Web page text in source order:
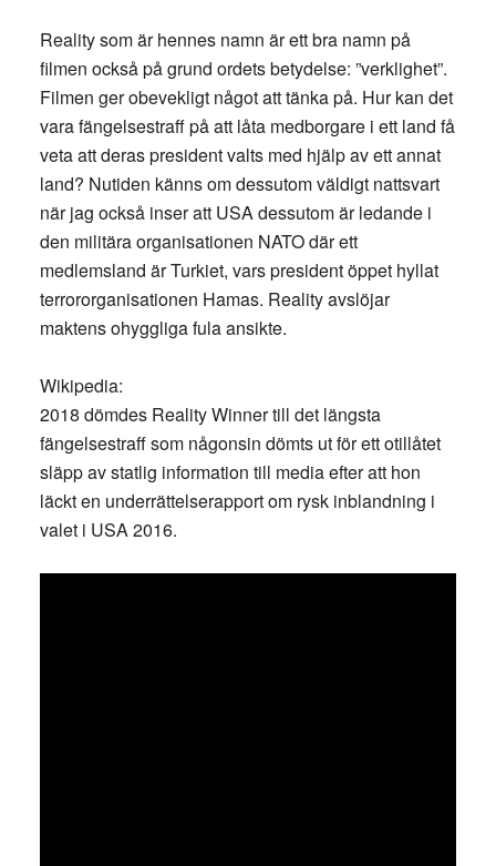
Reality som är hennes namn är ett bra namn på
filmen också på grund ordets betydelse: ”verklighet”.
Filmen ger obevekligt något att tänka på. Hur kan det
vara fängelsestraff på att låta medborgare i ett land få
veta att deras president valts med hjälp av ett annat
land? Nutiden känns om dessutom väldigt nattsvart
när jag också inser att USA dessutom är ledande i
den militära organisationen NATO där ett
medlemsland är Turkiet, vars president öppet hyllat
terrororganisationen Hamas. Reality avslöjar
maktens ohyggliga fula ansikte.
Wikipedia:
2018 dömdes Reality Winner till det längsta
fängelsestraff som någonsin dömts ut för ett otillåtet
släpp av statlig information till media efter att hon
läckt en underrättelserapport om rysk inblandning i
valet i USA 2016.